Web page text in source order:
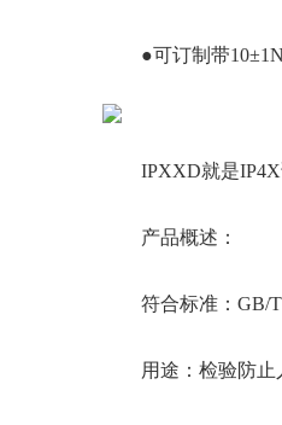
●可订制带10±1N
IPXXD就是IP4X
产品概述：
符合标准：GB/
用途：检验防止人